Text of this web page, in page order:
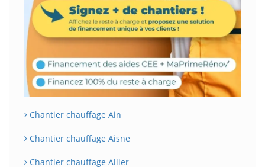
Chantier chauffage Ain
Chantier chauffage Aisne
Chantier chauffage Allier